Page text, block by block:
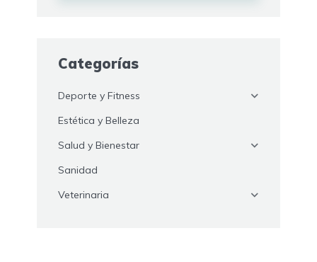
Categorías
Deporte y Fitness
Estética y Belleza
Salud y Bienestar
Sanidad
Veterinaria